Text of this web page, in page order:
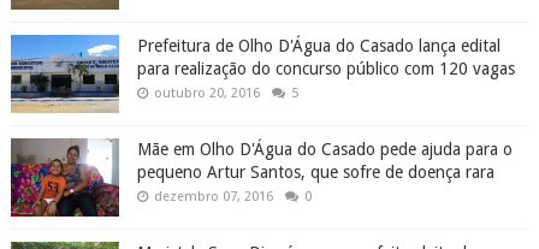
Prefeitura de Olho D'Água do Casado lança edital
para realização do concurso público com 120 vagas
outubro 20, 2016 5
Mãe em Olho D'Água do Casado pede ajuda para o
pequeno Artur Santos, que sofre de doença rara
dezembro 07, 2016 0